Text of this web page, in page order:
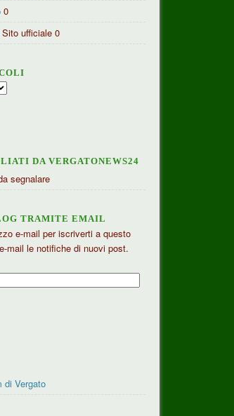
0
Sito ufficiale 0
DA VERGATONEWS24
segnalare
TRAMITE EMAIL
e-mail per iscriverti a questo
mail le notifiche di nuovi post.
di Vergato